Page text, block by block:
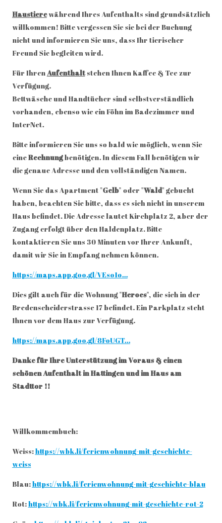
Haustierewährend Ihres Aufenthalts sind grundsätzlich
willkommen! Bitte vergessen Sie sie bei der Buchung
nicht und informieren Sie uns, dass Ihr tierischer
Freund Sie begleiten wird.
Für Ihren Aufenthaltstehen Ihnen Kaffee & Tee zur
Verfügung.
Bettwäsche und Handtücher sind selbstverständlich
vorhanden, ebenso wie ein Föhn im Badezimmer und
InterNet.
Bitte informieren Sie uns so bald wie möglich, wenn Sie
eineRechnungbenötigen. In diesem Fall benötigen wir
die genaue Adresse und den vollständigen Namen.
Wenn Sie das Apartment "Gelb" oder "Wald" gebucht
haben, beachten Sie bitte, dass es sich nicht in unserem
Haus befindet. Die Adresse lautet Kirchplatz 2, aber der
Zugang erfolgt über den Haldenplatz. Bitte
kontaktieren Sie uns 30 Minuten vor Ihrer Ankunft,
damit wir Sie in Empfang nehmen können.
https://maps.app.goo.gl/VEso1o...
Dies gilt auch für die Wohnung "Heroes", die sich in der
Bredenscheiderstrasse 17 befindet. Ein Parkplatz steht
Ihnen vor dem Haus zur Verfügung.
https://maps.app.goo.gl/8FoUGT...
Danke für Ihre Unterstützung im Voraus & einen
schönen Aufenthalt in Hattingen und im Haus am
Stadttor !!
Willkommembuch:
Weiss:https://wbk.li/ferienwohnung-mit-geschichte-
weiss
Blau:https://wbk.li/ferienwohnung-mit-geschichte-blau
Rot:https://wbk.li/ferienwohnung-mit-geschichte-rot-2